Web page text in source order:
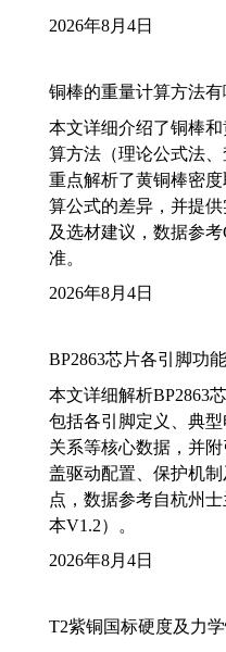
2026年8月4日
铜棒的重量计算方法
本文详细介绍了铜棒
算方法（理论公式法、
重点解析了黄铜棒密度
算公式的差异，并提
及选材建议，数据参
准。
2026年8月4日
BP2863芯片各引脚功能
本文详细解析BP2863
包括各引脚定义、典
关系等核心数据，并
盖驱动配置、保护机
点，数据参考自杭州
本V1.2）。
2026年8月4日
T2紫铜国标硬度及力